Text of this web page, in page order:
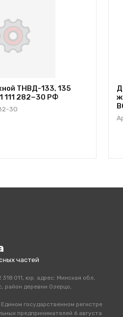
ТНВД-133, 135
111 282−30 РФ
30
частей
011, юр. адрес: Минская обл,
район деревни Озерцо,
государственном регистре
предпринимателей 6 августа